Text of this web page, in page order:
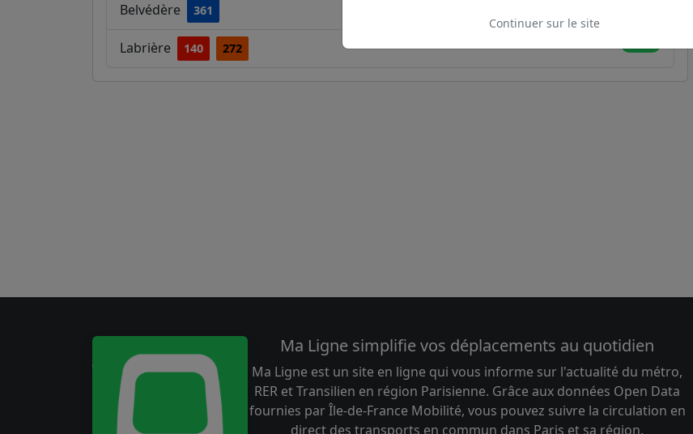
Belvédère 361
Labrière 140 272
Ma Ligne simplifie vos déplacements au quotidien
Ma Ligne est un site en ligne qui vous informe sur l'actualité du métro,
RER et Transilien en région Parisienne. Grâce aux données Open Data
fournies par Île-de-France Mobilité, vous pouvez suivre la circulation en
direct des transports en commun dans Paris et sa région.
Continuer sur le site